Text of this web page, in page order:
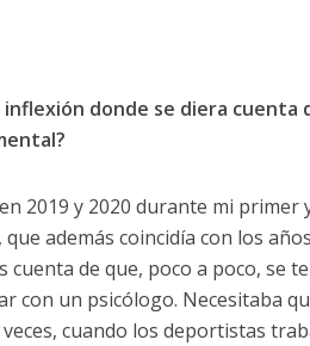
donde se diera cuenta
2019 y 2020 durante mi primer
además coincidía con los
cuenta de que, poco a poco, se
con un psicólogo. Necesitaba
cuando los deportistas